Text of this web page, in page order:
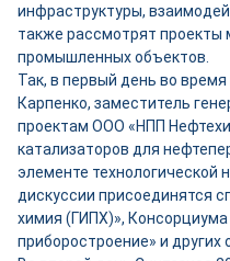
инфраструктуры,
также рассмотрят проекты
промышленных объектов.
Так, в первый день во
Карпенко, заместитель
проектам ООО «НПП
катализаторов для
элементе технологической
дискуссии присоединятся
химия (ГИПХ)»,
приборостроение» и других